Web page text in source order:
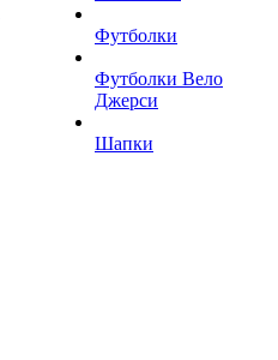
Футболки
Футболки Вело
Джерси
Шапки